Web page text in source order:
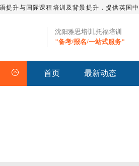
提升与国际课程培训及背景提升，提供英国
沈阳雅思培训,托福培训
"备考/报名/一站式服务"
首页 最新动态